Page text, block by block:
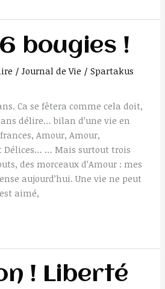
bougies !
/Journal de Vie /Spartakus
Ca se fêtera comme cela doit,
délire… bilan d’une vie en
Amour, Amour,
Délices… … Mais surtout trois
des morceaux d’Amour : mes
aujourd’hui. Une vie ne peut
aimé,
! Liberté